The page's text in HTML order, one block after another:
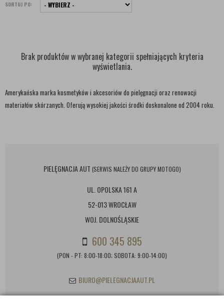
SORTUJ PO:
Brak produktów w wybranej kategorii spełniających kryteria
wyświetlania.
Amerykańska marka kosmetyków i akcesoriów do pielęgnacji oraz renowacji
materiałów skórzanych. Oferują wysokiej jakości środki doskonalone od 2004 roku.
PIELĘGNACJA AUT (SERWIS NALEŻY DO GRUPY MOTOGO)
UL. OPOLSKA 161 A
52-013 WROCŁAW
WOJ. DOLNOŚLĄSKIE
600 345 895
(PON - PT: 8:00-18:00; SOBOTA: 9:00-14:00)
BIURO@PIELEGNACJAAUT.PL